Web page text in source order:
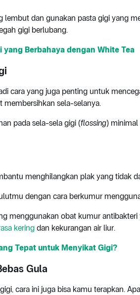
lembut dan gunakan pasta gigi yang
gigi berlubang.
yang Berbahaya dengan White Tea
cara yang juga penting untuk
sela-selanya.
pada sela-sela gigi (flossing) minimal
menghilangkan plak yang tidak
dengan cara berkumur
menggunakan obat kumur
kering dan kekurangan air liur.
Tepat untuk Menyikat Gigi?
Gula
cara ini juga bisa kamu terapkan.